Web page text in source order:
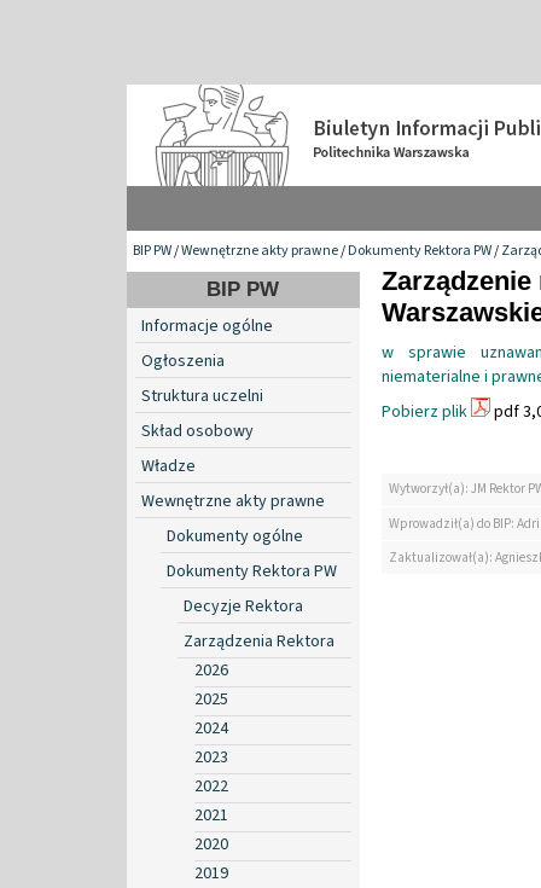
BIP PW/Wewnętrzne akty prawne/Dokumenty Rektora PW/
BIP PW
Informacje ogólne
Ogłoszenia
Struktura uczelni
Skład osobowy
Władze
Wewnętrzne akty prawne
Dokumenty ogólne
Dokumenty Rektora PW
Decyzje Rektora
Zarządzenia Rektora
2026
2025
2024
2023
2022
2021
2020
2019
w sprawie
niematerialne i
Pobierz plik
pdf
Wytworzył(a): JM Rektor
Wprowadził(a) do BIP:
Zaktualizował(a):